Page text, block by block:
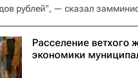
рублей", — сказал
Расселение ветхого
экономики